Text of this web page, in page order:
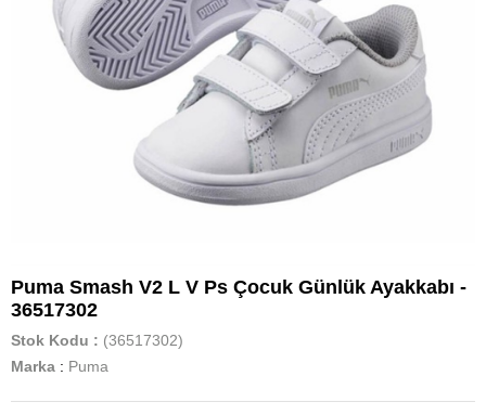
Puma Smash V2 L V Ps Çocuk Günlük Ayakkabı -
36517302
Stok Kodu
(36517302)
Marka : Puma